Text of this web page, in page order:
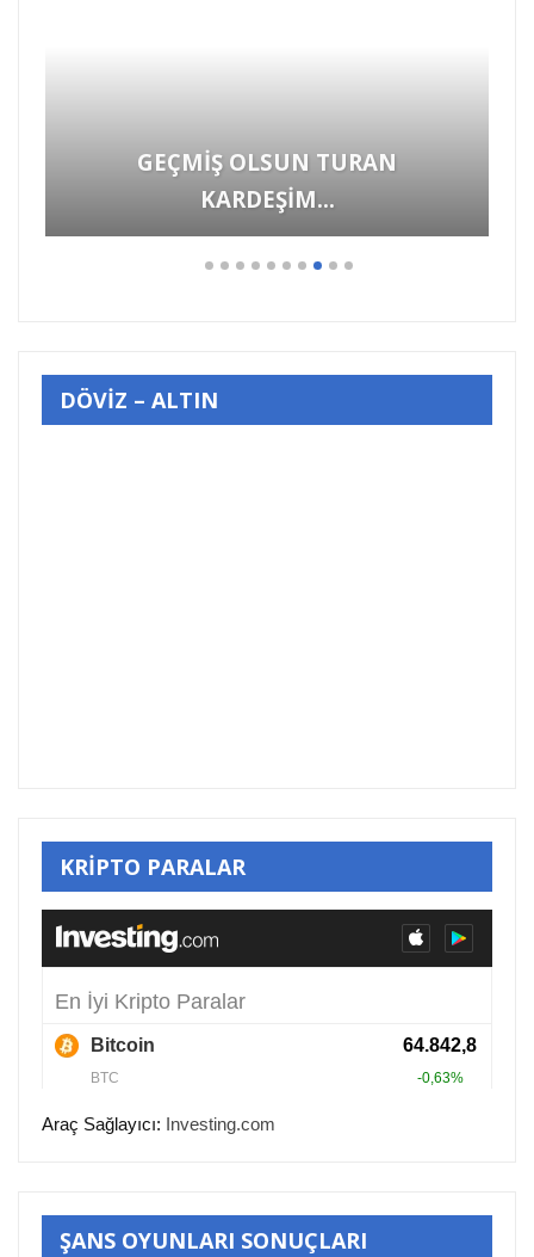
GEÇMİŞ OLSUN TURAN
KARDEŞİM…
DÖVİZ – ALTIN
KRİPTO PARALAR
Araç Sağlayıcı: Investing.com
ŞANS OYUNLARI SONUÇLARI